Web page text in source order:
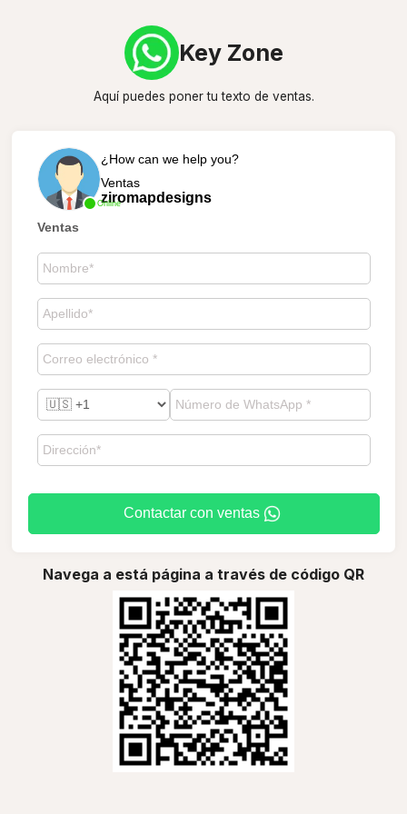
Key Zone
Aquí puedes poner tu texto de ventas.
Online
¿How can we help you?
Ventas
ziromapdesigns
Ventas
Contactar con ventas
Navega a está página a través de código QR